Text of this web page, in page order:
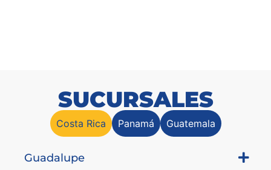
SUCURSALES
Costa Rica Panamá Guatemala
Guadalupe